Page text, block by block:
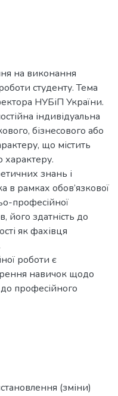
на виконання
студенту. Тема
НУБіП України.
індивідуальна
бізнесового або
що містить
характеру.
знань і
в рамках обов’язкової
професійної
його здатність до
як фахівця
роботи є
навичок щодо
професійного
(зміни)